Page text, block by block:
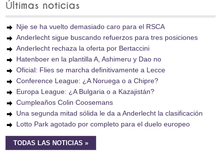
Últimas noticias
Njie se ha vuelto demasiado caro para el RSCA
Anderlecht sigue buscando refuerzos para tres posiciones
Anderlecht rechaza la oferta por Bertaccini
Hatenboer en la plantilla A, Ashimeru y Dao no
Oficial: Flies se marcha definitivamente a Lecce
Conference League: ¿A Noruega o a Chipre?
Europa League: ¿A Bulgaria o a Kazajistán?
Cumpleaños Colin Coosemans
Una segunda mitad sólida le da a Anderlecht la clasificación
Lotto Park agotado por completo para el duelo europeo
TODAS LAS NOTICIAS »